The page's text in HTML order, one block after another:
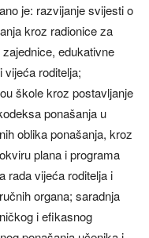
je: razvijanje svijesti o
kroz radionice za
edukativne
vijeća roditelja;
škole kroz postavljanje
ponašanja u
oblika ponašanja, kroz
plana i programa
rada vijeća roditelja i
organa; saradnja
i efikasnog